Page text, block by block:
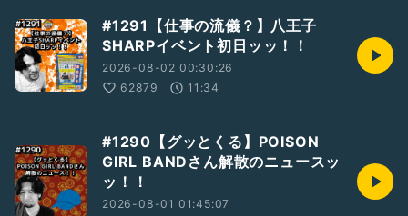
#1291【仕事の流儀？】八王子
SHARPイベント初日ッッ！！
2026-08-02 00:30:26
62879
11:34
#1290【グッとくる】POISON
GIRL BANDさん解散のニュースッ
ッ！！
2026-08-01 01:45:07